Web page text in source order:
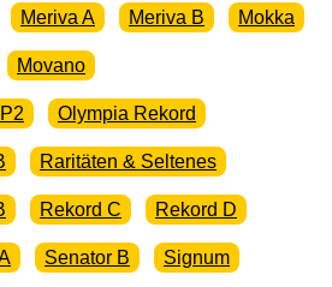
Meriva A Meriva B Mokka
Movano
Olympia Rekord
Raritäten & Seltenes
Rekord C Rekord D
Senator B Signum